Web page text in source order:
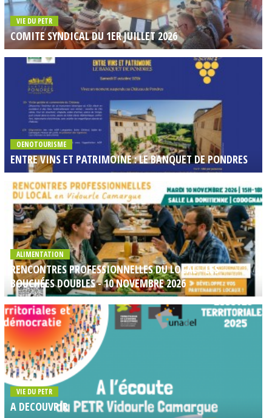
VIE DU PETR
COMITE SYNDICAL DU 1ER JUILLET 2026
OENOTOURISME
ENTRE VINS ET PATRIMOINE : LE BANQUET DE PONDRES
ALIMENTATION
RENCONTRES PROFESSIONNELLES DU LOCAL - LES
BOUCHÉES DOUBLES - 10 NOVEMBRE 2026
VIE DU PETR
A DECOUVRIR